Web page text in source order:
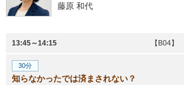
藤原 和代
13:45～14:15 【B04】
30分
知らなかったでは済まされない？